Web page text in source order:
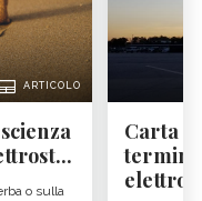
ARTICOLO
o sulla
Carta